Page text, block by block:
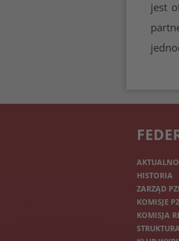
jest
HISTORIA
ZARZĄD
KOMISJE
KOMISJA